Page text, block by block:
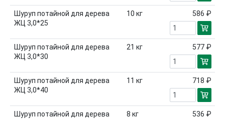
Шуруп потайной для дерева
ЖЦ 3,0*25
10 кг 586 ₽
Шуруп потайной для дерева
ЖЦ 3,0*30
21 кг 577 ₽
Шуруп потайной для дерева
ЖЦ 3,0*40
11 кг 718 ₽
Шуруп потайной для дерева
8 кг 536 ₽